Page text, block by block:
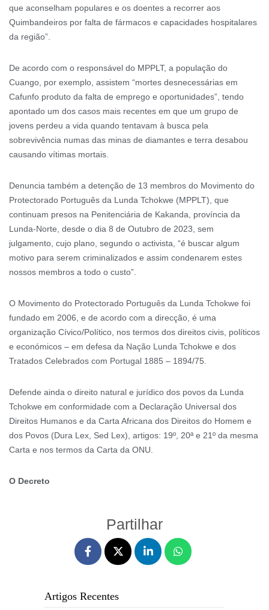
que aconselham populares e os doentes a recorrer aos
Quimbandeiros por falta de fármacos e capacidades hospitalares
da região”.
De acordo com o responsável do MPPLT, a população do
Cuango, por exemplo, assistem “mortes desnecessárias em
Cafunfo produto da falta de emprego e oportunidades”, tendo
apontado um dos casos mais recentes em que um grupo de
jovens perdeu a vida quando tentavam à busca pela
sobrevivência numas das minas de diamantes e terra desabou
causando vítimas mortais.
Denuncia também a detenção de 13 membros do Movimento do
Protectorado Português da Lunda Tchokwe (MPPLT), que
continuam presos na Penitenciária de Kakanda, província da
Lunda-Norte, desde o dia 8 de Outubro de 2023, sem
julgamento, cujo plano, segundo o activista, “é buscar algum
motivo para serem criminalizados e assim condenarem estes
nossos membros a todo o custo”.
O Movimento do Protectorado Português da Lunda Tchokwe foi
fundado em 2006, e de acordo com a direcção, é uma
organização Cívico/Político, nos termos dos direitos civis, políticos
e económicos – em defesa da Nação Lunda Tchokwe e dos
Tratados Celebrados com Portugal 1885 – 1894/75.
Defende ainda o direito natural e jurídico dos povos da Lunda
Tchokwe em conformidade com a Declaração Universal dos
Direitos Humanos e da Carta Africana dos Direitos do Homem e
dos Povos (Dura Lex, Sed Lex), artigos: 19º, 20ª e 21º da mesma
Carta e nos termos da Carta da ONU.
O Decreto
Partilhar
Artigos Recentes